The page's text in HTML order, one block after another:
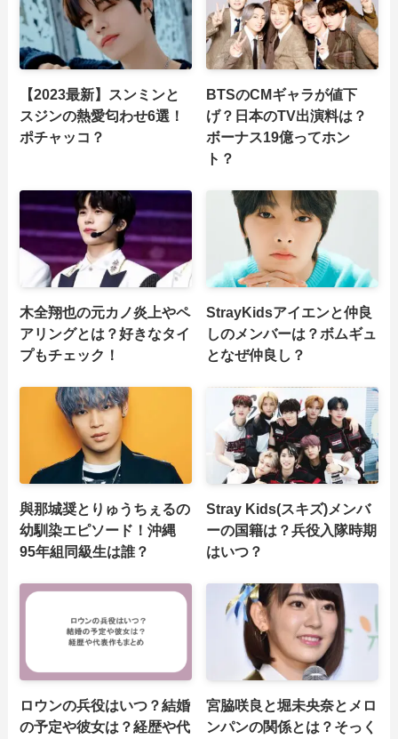
【2023最新】スンミンと
スジンの熱愛匂わせ6選！
ポチャッコ？
BTSのCMギャラが値下
げ？日本のTV出演料は？
ボーナス19億ってホン
ト？
木全翔也の元カノ炎上やペ
アリングとは？好きなタイ
プもチェック！
StrayKidsアイエンと仲良
しのメンバーは？ボムギュ
となぜ仲良し？
與那城奨とりゅうちぇるの
幼馴染エピソード！沖縄
95年組同級生は誰？
Stray Kids(スキズ)メンバ
ーの国籍は？兵役入隊時期
はいつ？
ロウンの兵役はいつ？結婚
の予定や彼女は？経歴や代
宮脇咲良と堀未央奈とメロ
ンパンの関係とは？そっく